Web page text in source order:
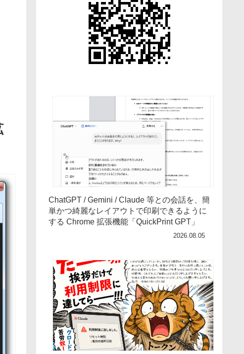
ChatGPT / Gemini / Claude 等との会話を、簡
単かつ綺麗なレイアウトで印刷できるように
する Chrome 拡張機能「QuickPrint GPT」
2026.08.05